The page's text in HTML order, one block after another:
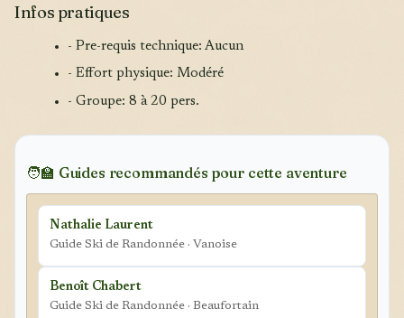
Infos pratiques
- Pre-requis technique: Aucun
- Effort physique: Modéré
- Groupe: 8 à 20 pers.
🧑‍🏫 Guides recommandés pour cette aventure
Nathalie Laurent
Guide Ski de Randonnée · Vanoise
Benoît Chabert
Guide Ski de Randonnée · Beaufortain